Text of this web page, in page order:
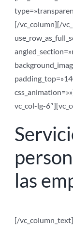
[/vc_column][/
vc_col-lg-
las
[/